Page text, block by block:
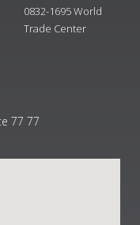
0832-1695 World
Trade Center
77 77